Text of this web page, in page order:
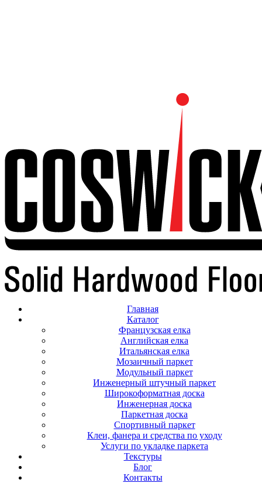
Главная
Каталог
Французская елка
Английская елка
Итальянская елка
Мозаичный паркет
Модульный паркет
Инженерный штучный паркет
Широкоформатная доска
Инженерная доска
Паркетная доска
Спортивный паркет
Клеи, фанера и средства по уходу
Услуги по укладке паркета
Текстуры
Блог
Контакты